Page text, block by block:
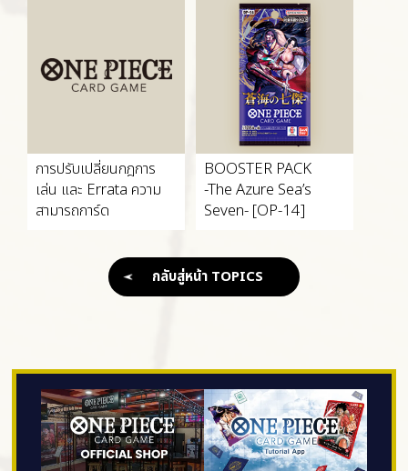
การปรับเปลี่ยนกฎการ
เล่น และ Errata ความ
สามารถการ์ด
BOOSTER PACK
-The Azure Sea’s
Seven- [OP-14]
กลับสู่หน้า TOPICS